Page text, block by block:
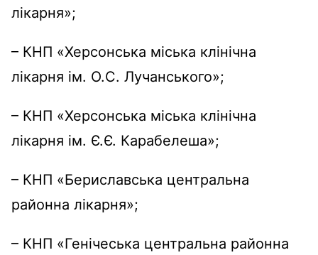
лікарня»;
– КНП «Херсонська міська клінічна
лікарня ім. О.С. Лучанського»;
– КНП «Херсонська міська клінічна
лікарня ім. Є.Є. Карабелеша»;
– КНП «Бериславська центральна
районна лікарня»;
– КНП «Генічеська центральна районна